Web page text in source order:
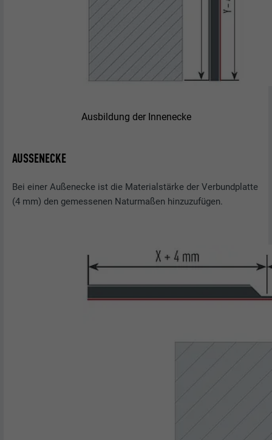
Ausbildung der Innenecke
AUSSENECKE
Bei einer Außenecke ist die Materialstärke der Verbundplatte
(4 mm) den gemessenen Naturmaßen hinzuzufügen.